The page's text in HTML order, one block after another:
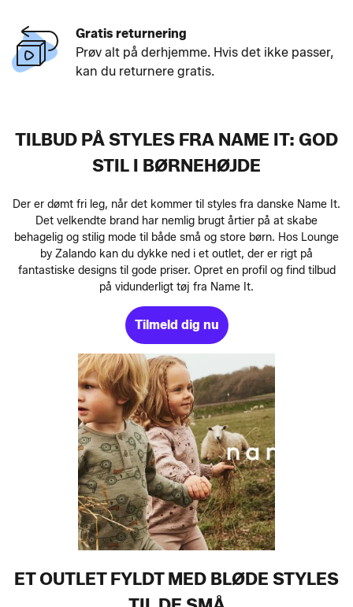
Gratis returnering
Prøv alt på derhjemme. Hvis det ikke passer,
kan du returnere gratis.
TILBUD PÅ STYLES FRA NAME IT: GOD
STIL I BØRNEHØJDE
Der er dømt fri leg, når det kommer til styles fra danske Name It.
Det velkendte brand har nemlig brugt årtier på at skabe
behagelig og stilig mode til både små og store børn. Hos Lounge
by Zalando kan du dykke ned i et outlet, der er rigt på
fantastiske designs til gode priser. Opret en profil og find tilbud
på vidunderligt tøj fra Name It.
Tilmeld dig nu
ET OUTLET FYLDT MED BLØDE STYLES